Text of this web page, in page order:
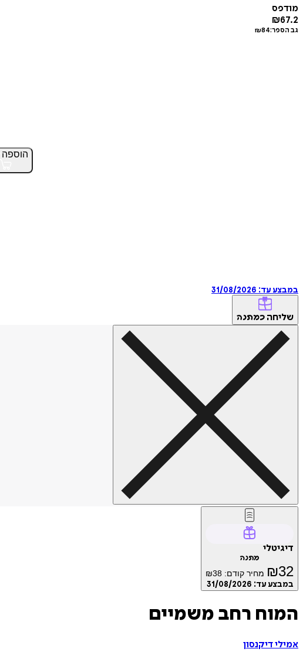
מודפס
₪67.2
גב הספר: ₪84
הוספה
במבצע עד: 31/08/2026
שליחה כמתנה
דיגיטלי
מתנה
₪32 מחיר קודם: ₪38
במבצע עד: 31/08/2026
המוח רחב משמיים
אמילי דיקנסון